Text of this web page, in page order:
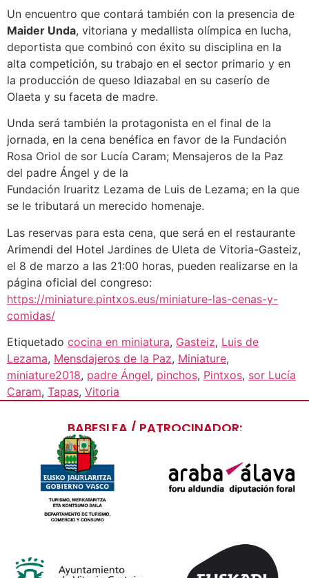
Un encuentro que contará también con la presencia de
Maider Unda, vitoriana y medallista olímpica en lucha,
deportista que combinó con éxito su disciplina en la
alta competición, su trabajo en el sector primario y en
la producción de queso Idiazabal en su caserío de
Olaeta y su faceta de madre.
Unda será también la protagonista en el final de la
jornada, en la cena benéfica en favor de la Fundación
Rosa Oriol de sor Lucía Caram; Mensajeros de la Paz
del padre Ángel y de la
Fundación Iruaritz Lezama de Luis de Lezama; en la que
se le tributará un merecido homenaje.
Las reservas para esta cena, que será en el restaurante
Arimendi del Hotel Jardines de Uleta de Vitoria-Gasteiz,
el 8 de marzo a las 21:00 horas, pueden realizarse en la
página oficial del congreso:
https://miniature.pintxos.eus/miniature-las-cenas-y-
comidas/
Etiquetado cocina en miniatura, Gasteiz, Luis de
Lezama, Mensdajeros de la Paz, Miniature,
miniature2018, padre Ángel, pinchos, Pintxos, sor Lucía
Caram, Tapas, Vitoria
BABESLEA / PATROCINADOR: